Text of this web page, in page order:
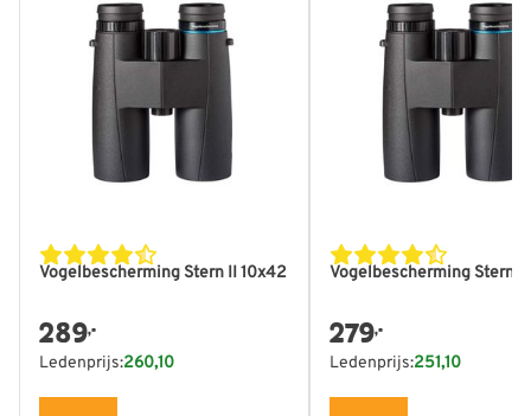
Vogelbescherming Stern II 10x42
289,-
Ledenprijs:260,10
Vogelbescherming Stern
279,-
Ledenprijs:251,10